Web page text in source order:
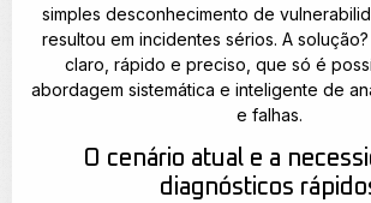
simples desconhecimento de
resultou em incidentes sérios. A
claro, rápido e preciso, que só é
abordagem sistemática e inteligente de
e falhas.
O cenário atual e a
diagnósticos